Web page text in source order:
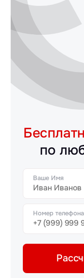
по
Ваше Имя
Номер телефона